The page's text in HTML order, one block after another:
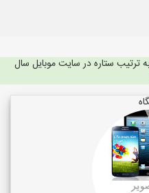
ترتیب ستاره در سایت موبایل سال